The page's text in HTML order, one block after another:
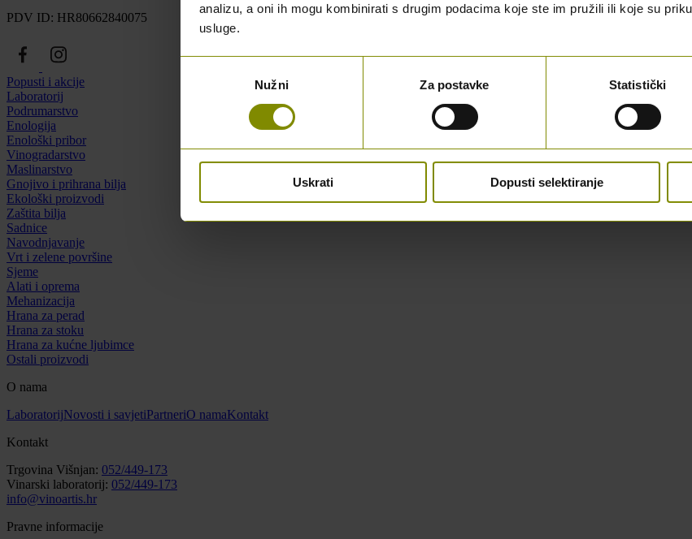
analizu, a oni ih mogu kombinirati s drugim podacima koje ste im pružili ili koje su
usluge.
Nužni Za postavke Statistički
Uskrati Dopusti selektiranje
PDV ID: HR80662840075
Popusti i akcije
Laboratorij
Podrumarstvo
Enologija
Enološki pribor
Vinogradarstvo
Maslinarstvo
Gnojivo i prihrana bilja
Ekološki proizvodi
Zaštita bilja
Sadnice
Navodnjavanje
Vrt i zelene površine
Sjeme
Alati i oprema
Mehanizacija
Hrana za perad
Hrana za stoku
Hrana za kućne ljubimce
Ostali proizvodi
O nama
LaboratorijNovosti i savjetiPartneriO namaKontakt
Kontakt
Trgovina Višnjan: 052/449-173
Vinarski laboratorij: 052/449-173
info@vinoartis.hr
Pravne informacije